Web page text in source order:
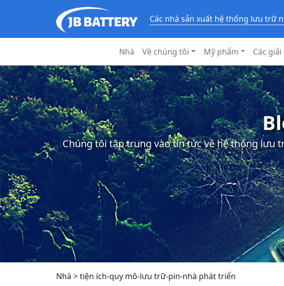
Các nhà sản xuất hệ thống lưu trữ
Nhà Về chúng tôi Mỹ phẩm Các
Chúng tôi tập trung vào tin tức về hệ thống lưu
Nhà >tiện ích-quy mô-lưu trữ-pin-nhà phát triển